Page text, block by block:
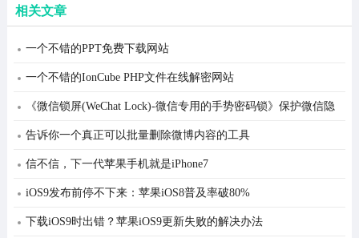
相关文章
一个不错的PPT免费下载网站
一个不错的IonCube PHP文件在线解密网站
《微信锁屏(WeChat Lock)-微信专用的手势密码锁》保护微信隐
私插件
告诉你一个真正可以批量删除微博内容的工具
信不信，下一代苹果手机就是iPhone7
iOS9发布前停不下来：苹果iOS8普及率破80%
下载iOS9时出错？苹果iOS9更新失败的解决办法